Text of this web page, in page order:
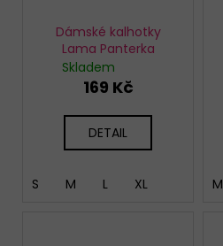
Dámské kalhotky
Lama Panterka
Skladem
169 Kč
DETAIL
S M L XL M